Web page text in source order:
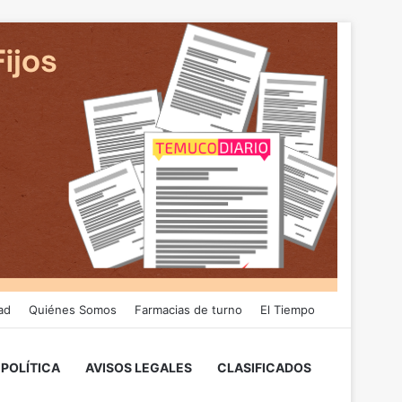
Quiénes Somos Farmacias de turno El Tiempo
POLÍTICA AVISOS LEGALES CLASIFICADOS